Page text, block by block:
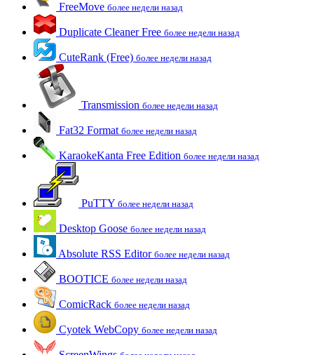
FreeMove более недели назад
Duplicate Cleaner Free более недели назад
CuteRank (Free) более недели назад
Transmission более недели назад
Fat32 Format более недели назад
KaraokeKanta Free Edition более недели назад
PuTTY более недели назад
Desktop Goose более недели назад
Absolute RSS Editor более недели назад
BOOTICE более недели назад
ComicRack более недели назад
Cyotek WebCopy более недели назад